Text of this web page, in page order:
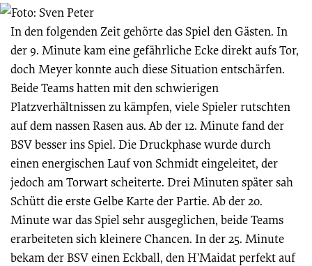
In den folgenden Zeit gehörte das Spiel den Gästen. In
der 9. Minute kam eine gefährliche Ecke direkt aufs Tor,
doch Meyer konnte auch diese Situation entschärfen.
Beide Teams hatten mit den schwierigen
Platzverhältnissen zu kämpfen, viele Spieler rutschten
auf dem nassen Rasen aus. Ab der 12. Minute fand der
BSV besser ins Spiel. Die Druckphase wurde durch
einen energischen Lauf von Schmidt eingeleitet, der
jedoch am Torwart scheiterte. Drei Minuten später sah
Schütt die erste Gelbe Karte der Partie. Ab der 20.
Minute war das Spiel sehr ausgeglichen, beide Teams
erarbeiteten sich kleinere Chancen. In der 25. Minute
bekam der BSV einen Eckball, den H’Maidat perfekt auf